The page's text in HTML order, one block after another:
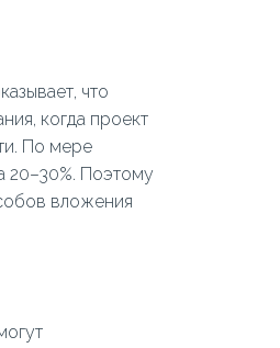
что
когда проект
По мере
20–30%. Поэтому
вложения